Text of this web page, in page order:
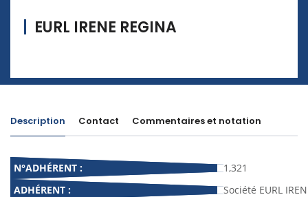
EURL IRENE REGINA
Description Contact Commentaires et notation
N°ADHÉRENT :
1,321
ADHÉRENT :
Société EURL